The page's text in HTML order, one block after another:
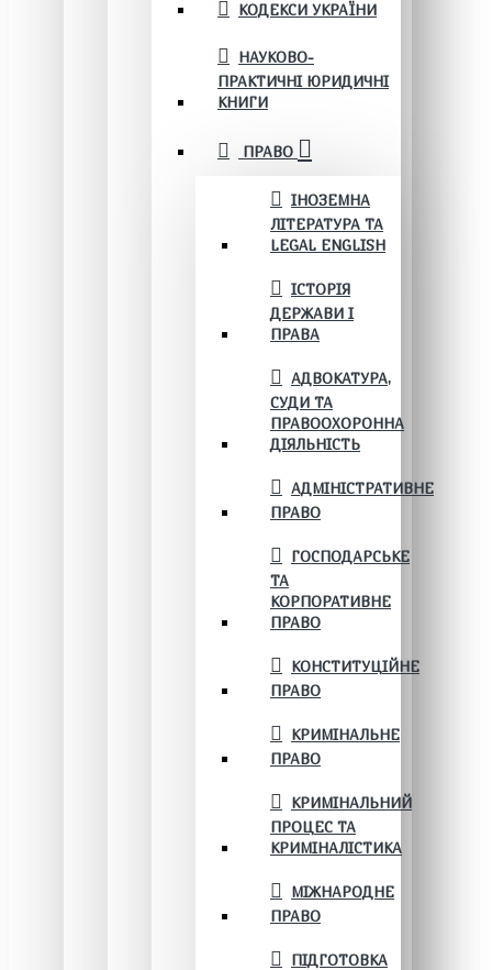
КОДЕКСИ УКРАЇНИ
НАУКОВО-
ПРАКТИЧНІ ЮРИДИЧНІ
КНИГИ
ПРАВО
ІНОЗЕМНА
ЛІТЕРАТУРА ТА
LEGAL ENGLISH
ІСТОРІЯ
ДЕРЖАВИ І
ПРАВА
АДВОКАТУРА,
СУДИ ТА
ПРАВООХОРОННА
ДІЯЛЬНІСТЬ
АДМІНІСТРАТИВНЕ
ПРАВО
ГОСПОДАРСЬКЕ
ТА
КОРПОРАТИВНЕ
ПРАВО
КОНСТИТУЦІЙНЕ
ПРАВО
КРИМІНАЛЬНЕ
ПРАВО
КРИМІНАЛЬНИЙ
ПРОЦЕС ТА
КРИМІНАЛІСТИКА
МІЖНАРОДНЕ
ПРАВО
ПІДГОТОВКА